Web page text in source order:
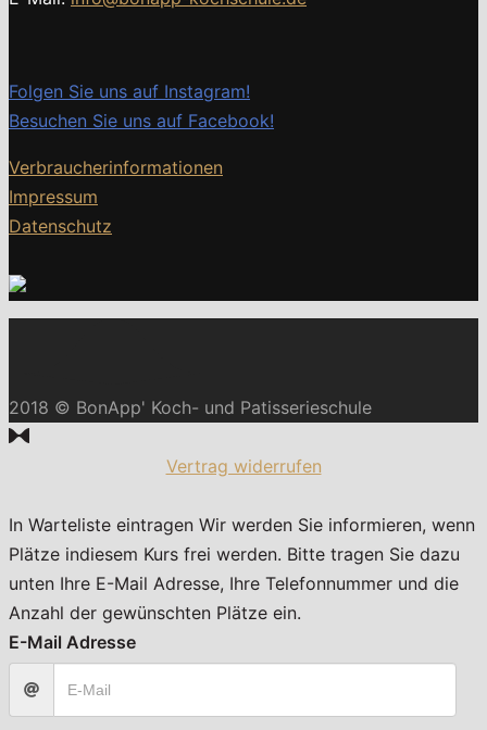
Folgen Sie uns auf Instagram!
Besuchen Sie uns auf Facebook!
Verbraucherinformationen
Impressum
Datenschutz
2018 © BonApp' Koch- und Patisserieschule
Vertrag widerrufen
In Warteliste eintragen Wir werden Sie informieren, wenn
Plätze indiesem Kurs frei werden. Bitte tragen Sie dazu
unten Ihre E-Mail Adresse, Ihre Telefonnummer und die
Anzahl der gewünschten Plätze ein.
E-Mail Adresse